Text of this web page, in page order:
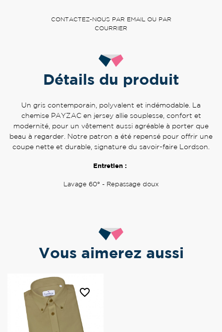
CONTACTEZ-NOUS PAR EMAIL OU PAR
COURRIER
Détails du produit
Un gris contemporain, polyvalent et indémodable. La
chemise PAYZAC en jersey allie souplesse, confort et
modernité, pour un vêtement aussi agréable à porter que
beau à regarder. Notre patron a été repensé pour offrir une
coupe nette et durable, signature du savoir-faire Lordson.
Entretien :
Lavage 60° - Repassage doux
Vous aimerez aussi
favorite_border